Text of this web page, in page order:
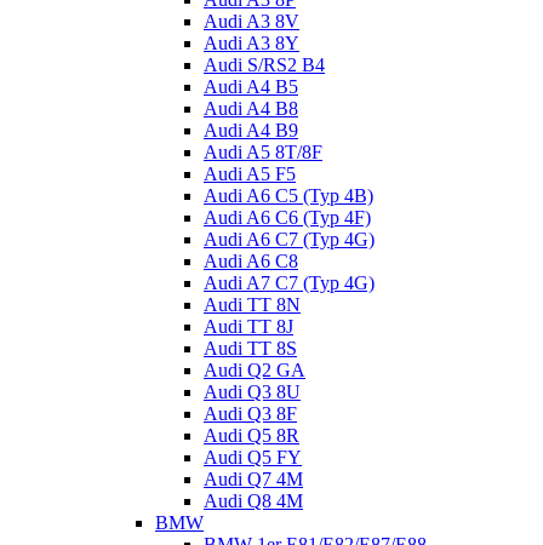
Audi A3 8V
Audi A3 8Y
Audi S/RS2 B4
Audi A4 B5
Audi A4 B8
Audi A4 B9
Audi A5 8T/8F
Audi A5 F5
Audi A6 C5 (Typ 4B)
Audi A6 C6 (Typ 4F)
Audi A6 C7 (Typ 4G)
Audi A6 C8
Audi A7 C7 (Typ 4G)
Audi TT 8N
Audi TT 8J
Audi TT 8S
Audi Q2 GA
Audi Q3 8U
Audi Q3 8F
Audi Q5 8R
Audi Q5 FY
Audi Q7 4M
Audi Q8 4M
BMW